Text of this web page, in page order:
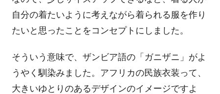
自分の着たいように考えながら着られる服を作り
たいと思ったことをコンセプトにしました。
そういう意味で、ザンビア語の「ガニザニ」がよ
うやく馴染みました。アフリカの民族衣装って、
大きいゆとりのあるデザインのイメージですよ